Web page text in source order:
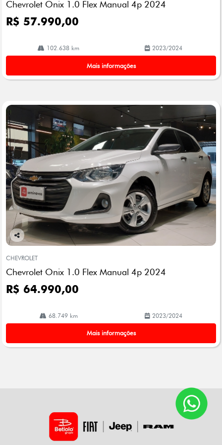
lhe
Chevrolet Onix 1.0 Flex Manual 4p 2024
R$ 57.990,00
102.638 km 2023/2024
Mais informações
Co
arti
lhe
CHEVROLET
Chevrolet Onix 1.0 Flex Manual 4p 2024
R$ 64.990,00
68.749 km 2023/2024
Mais informações